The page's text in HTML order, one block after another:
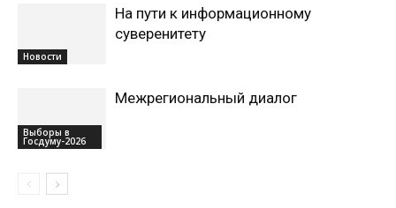
Новости
На пути к информационному
суверенитету
Выборы в
Госдуму-2026
Межрегиональный диалог